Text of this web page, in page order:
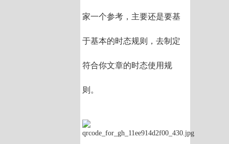
家一个参考，主要还是要基
于基本的时态规则，去制定
符合你文章的时态使用规
则。